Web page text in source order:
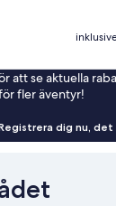
att se aktuella
fler äventyr!
dig nu, det